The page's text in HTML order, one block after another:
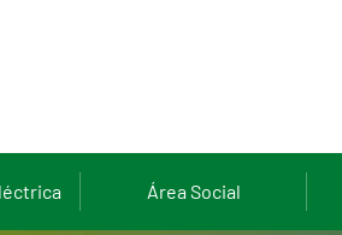
Área Social